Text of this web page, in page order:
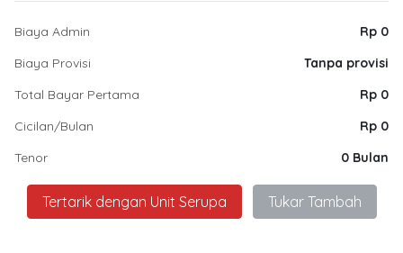
Biaya Admin
Rp 0
Biaya Provisi
Tanpa provisi
Total Bayar Pertama
Rp 0
Cicilan/Bulan
Rp 0
Tenor
0 Bulan
Tertarik dengan Unit Serupa Tukar Tambah